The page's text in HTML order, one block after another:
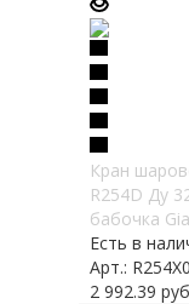
Кран
R254D Ду
бабочка
Есть в
Арт.:
2 992.39